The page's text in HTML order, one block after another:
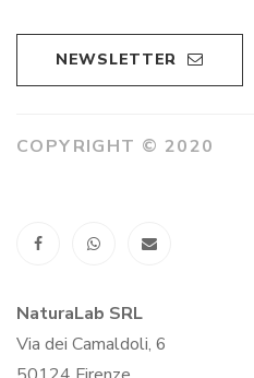
NEWSLETTER
COPYRIGHT © 2020
NaturaLab SRL
Via dei Camaldoli, 6